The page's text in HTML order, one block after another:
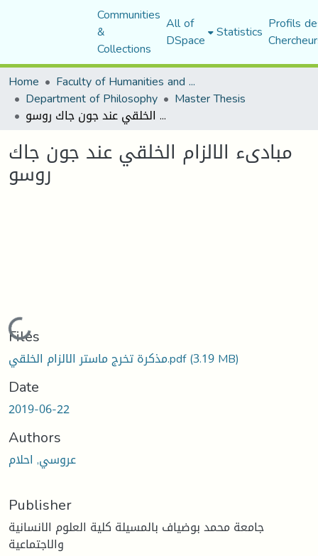
Communities
&
Collections
All of
DSpace Statistics Profils
Home
Faculty of Humanities and Social Sciences
Department of Philosophy Master Thesis
مبادىء الالزام الخلقي عند جون جاك روسو
مبادىء الالزام الخلقي عند جون جاك
روسو
Loading...
Files
مذكرة تخرج ماستر الالزام الخلقي.pdf(3.19 MB)
Date
2019-06-22
Authors
عروسي, احلام
Publisher
جامعة محمد بوضياف بالمسيلة كلية العلوم الانسانية
والاجتماعية